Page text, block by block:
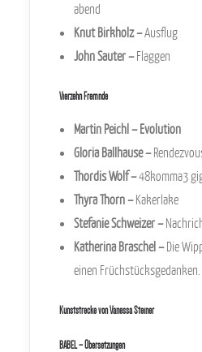
abend
Knut Birkholz–Ausflug
John Sauter–Flaggen
Vierzehn Fremnde
Martin Peichl –Evolution
Gloria Ballhause–
Thordis Wolf–48komma3
Thyra Thorn–Kakerlake
Stefanie Schweizer–
Katherina Braschel –Die
einen Früchstücksgedanken.
Kunststrecke von Vanessa Steiner
BABEL – Übersetzungen